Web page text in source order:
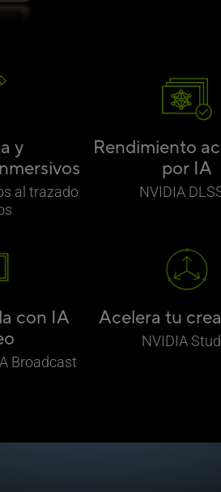
y
al trazado
Rendimiento
por IA
NVIDIA
con IA
Broadcast
Acelera tu
NVIDIA